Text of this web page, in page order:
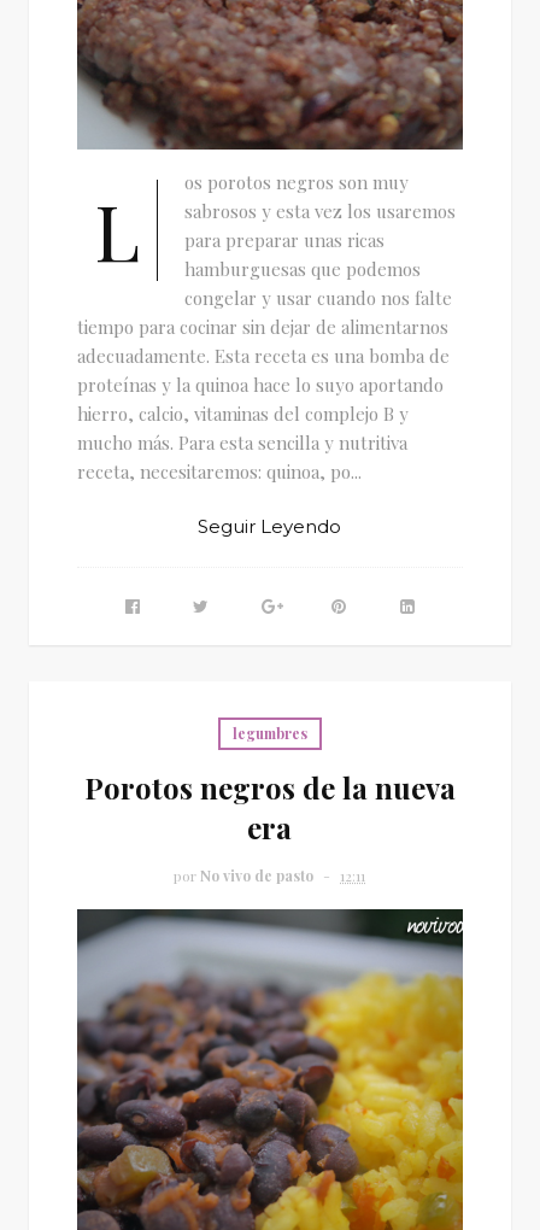
L
os porotos negros son muy
sabrosos y esta vez los usaremos
para preparar unas ricas
hamburguesas que podemos
congelar y usar cuando nos falte
tiempo para cocinar sin dejar de alimentarnos
adecuadamente. Esta receta es una bomba de
proteínas y la quinoa hace lo suyo aportando
hierro, calcio, vitaminas del complejo B y
mucho más. Para esta sencilla y nutritiva
receta, necesitaremos: quinoa, po...
Seguir Leyendo
legumbres
Porotos negros de la nueva
era
por No vivo de pasto 12:11